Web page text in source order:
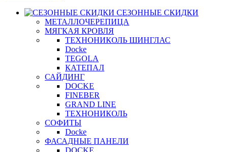
СЕЗОННЫЕ СКИДКИ
МЕТАЛЛОЧЕРЕПИЦА
МЯГКАЯ КРОВЛЯ
ТЕХНОНИКОЛЬ ШИНГЛАС
Docke
TEGOLA
КАТЕПАЛ
САЙДИНГ
DOCKE
FINEBER
GRAND LINE
ТЕХНОНИКОЛЬ
СОФИТЫ
Docke
ФАСАДНЫЕ ПАНЕЛИ
DOCKE